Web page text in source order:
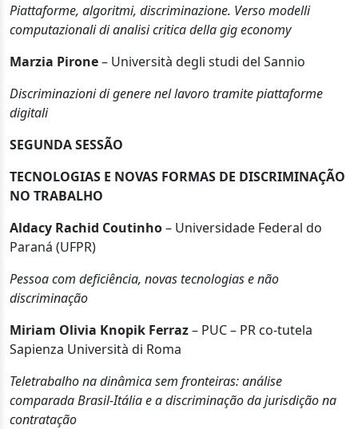
Piattaforme, algoritmi, discriminazione. Verso modelli
computazionali di analisi critica della gig economy
Marzia Pirone– Università degli studi del Sannio
Discriminazioni di genere nel lavoro tramite piattaforme
digitali
SEGUNDA SESSÃO
TECNOLOGIAS E NOVAS FORMAS DE DISCRIMINAÇÃO
NO TRABALHO
Aldacy Rachid Coutinho– Universidade Federal do
Paraná (UFPR)
Pessoa com deficiência, novas tecnologias e não
discriminação
Miriam Olivia Knopik Ferraz– PUC – PR co-tutela
Sapienza Università di Roma
Teletrabalho na dinâmica sem fronteiras: análise
comparada Brasil-Itália e a discriminação da jurisdição na
contratação